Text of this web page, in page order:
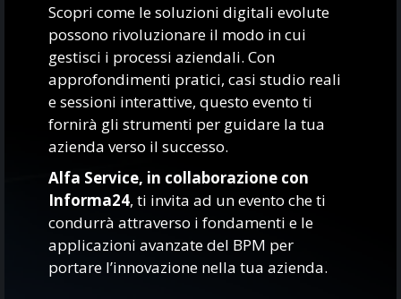
Scopri come le soluzioni digitali evolute
possono rivoluzionare il modo in cui
gestisci i processi aziendali. Con
approfondimenti pratici, casi studio reali
e sessioni interattive, questo evento ti
fornirà gli strumenti per guidare la tua
azienda verso il successo.
Alfa Service, in collaborazione con
Informa24, ti invita ad un evento che ti
condurrà attraverso i fondamenti e le
applicazioni avanzate del BPM per
portare l’innovazione nella tua azienda.